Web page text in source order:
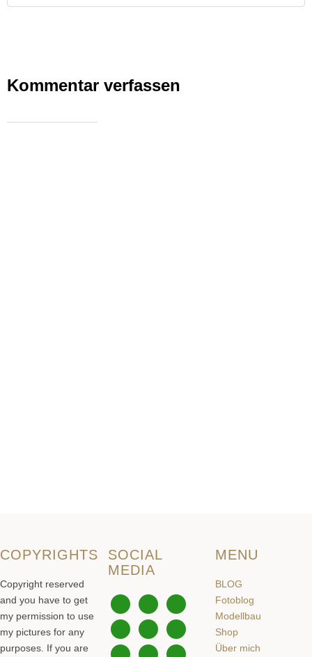
Kommentar verfassen
COPYRIGHTS
Copyright reserved
and you have to get
my permission to use
my pictures for any
purposes. If you are
SOCIAL
MEDIA
instagraminstagraminstagram
facebooktiktok youtube
youtubetwitter pinterest
MENU
BLOG
Fotoblog
Modellbau
Shop
Über mich